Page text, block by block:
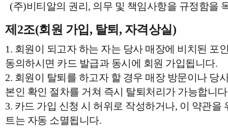
(주)비티알의 권리, 의무 및 책임사항을 규정함을
제2조(회원 가입, 탈퇴, 자격상실)
1. 회원이 되고자 하는 자는 당사 매장에 비치된 포
동의하시면 카드 발급과 동시에 회원 가입됩니다.
2. 회원이 탈퇴를 하고자 할 경우 매장 방문이나 당
본인 확인 절차를 거쳐 즉시 탈퇴처리가 가능합니
3. 카드 가입 신청 시 허위로 작성하거나, 이 약관
트는 자동 소멸됩니다.